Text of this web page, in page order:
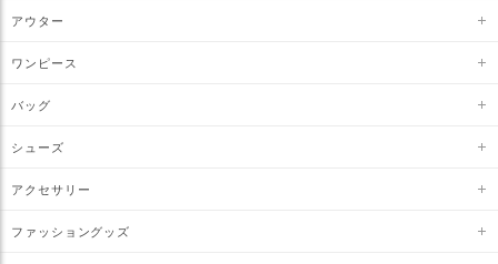
アウター
ワンピース
バッグ
シューズ
アクセサリー
ファッショングッズ